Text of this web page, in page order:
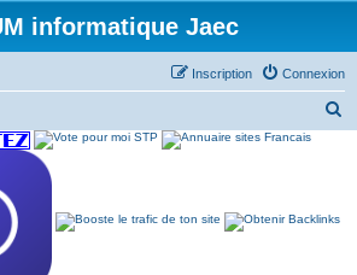
informatique Jaec
Connexion
Inscription